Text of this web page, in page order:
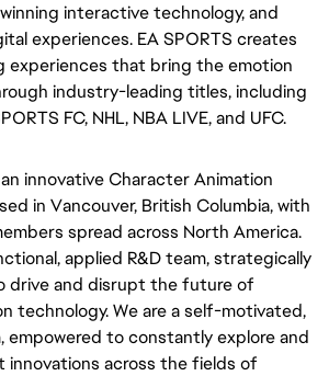
interactive technology, and
experiences. EA SPORTS creates
experiences that bring the emotion
industry-leading titles, including
FC, NHL, NBA LIVE, and UFC.
innovative Character Animation
in Vancouver, British Columbia, with
spread across North America.
applied R&D team, strategically
drive and disrupt the future of
technology. We are a self-motivated,
empowered to constantly explore and
innovations across the fields of